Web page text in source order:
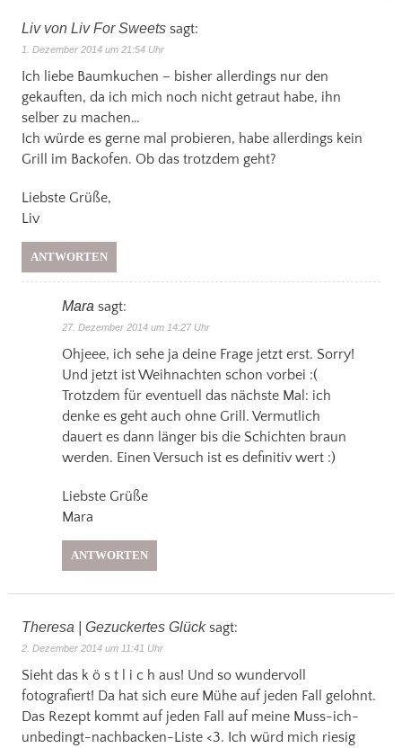
Liv von Liv For Sweets sagt:
1. Dezember 2014 um 21:54 Uhr
Ich liebe Baumkuchen – bisher allerdings nur den
gekauften, da ich mich noch nicht getraut habe, ihn
selber zu machen…
Ich würde es gerne mal probieren, habe allerdings kein
Grill im Backofen. Ob das trotzdem geht?
Liebste Grüße,
Liv
ANTWORTEN
Mara sagt:
27. Dezember 2014 um 14:27 Uhr
Ohjeee, ich sehe ja deine Frage jetzt erst. Sorry!
Und jetzt ist Weihnachten schon vorbei :(
Trotzdem für eventuell das nächste Mal: ich
denke es geht auch ohne Grill. Vermutlich
dauert es dann länger bis die Schichten braun
werden. Einen Versuch ist es definitiv wert :)
Liebste Grüße
Mara
ANTWORTEN
Theresa | Gezuckertes Glück sagt:
2. Dezember 2014 um 11:41 Uhr
Sieht das k ö s t l i c h aus! Und so wundervoll
fotografiert! Da hat sich eure Mühe auf jeden Fall gelohnt.
Das Rezept kommt auf jeden Fall auf meine Muss-ich-
unbedingt-nachbacken-Liste <3. Ich würd mich riesig